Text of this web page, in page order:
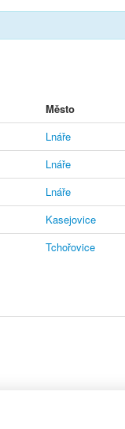
Město
Lnáře
Lnáře
Lnáře
Kasejovice
Tchořovice